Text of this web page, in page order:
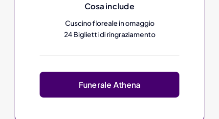
Cosa include
Cuscino floreale in omaggio
24 Biglietti di ringraziamento
Funerale Athena